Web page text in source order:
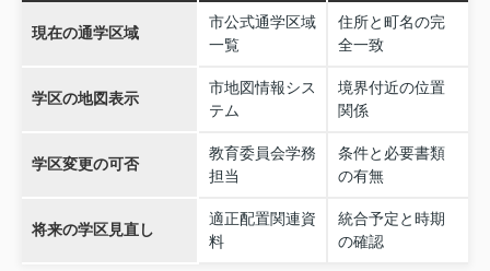
現在の通学区域
市公式通学区域
一覧
住所と町名の完
全一致
学区の地図表示
市地図情報シス
テム
境界付近の位置
関係
学区変更の可否
教育委員会学務
担当
条件と必要書類
の有無
将来の学区見直し
適正配置関連資
料
統合予定と時期
の確認